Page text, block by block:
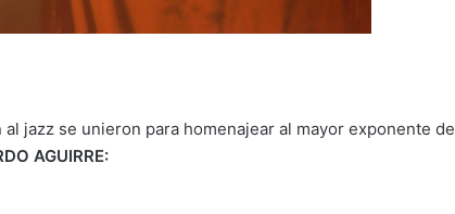
jazz se unieron para homenajear al mayor exponente de
AGUIRRE: